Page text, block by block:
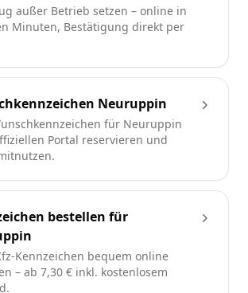
außer Betrieb setzen – online in
Minuten, Bestätigung direkt per
Neuruppin
für Neuruppin
Portal reservieren und
bestellen für
Kennzeichen bequem online
– ab 7,30 € inkl. kostenlosem